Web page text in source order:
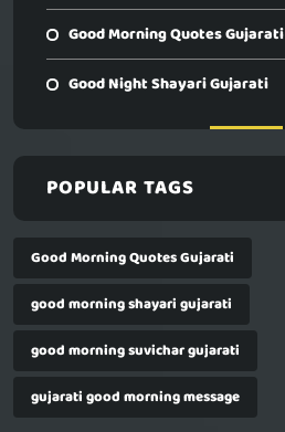
Good Morning Quotes Gujarati
Good Night Shayari Gujarati
POPULAR TAGS
Good Morning Quotes Gujarati
good morning shayari gujarati
good morning suvichar gujarati
gujarati good morning message